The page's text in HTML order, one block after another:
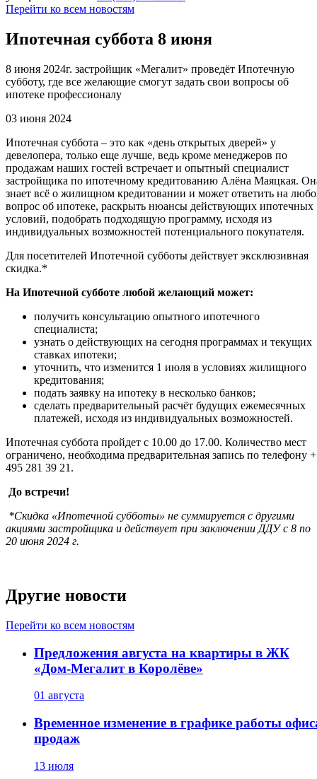
Перейти ко всем новостям
Ипотечная суббота 8 июня
8 июня 2024г. застройщик «Мегалит» проведёт Ипотечную
субботу, где все желающие смогут задать свои вопросы об
ипотеке профессионалу
03 июня 2024
Ипотечная суббота – это как «день открытых дверей» у
девелопера, только еще лучше, ведь кроме менеджеров по
продажам наших гостей встречает и опытный специалист
застройщика по ипотечному кредитованию Алёна Маяцкая.
знает всё о жилищном кредитовании и может ответить на
вопрос об ипотеке, раскрыть нюансы действующих ипотечных
условий, подобрать подходящую программу, исходя из
индивидуальных возможностей потенциального покупателя.
Для посетителей Ипотечной субботы действует эксклюзивная
скидка.*
На Ипотечной субботе любой желающий может:
получить консультацию опытного ипотечного
специалиста;
узнать о действующих на сегодня программах и текущих
ставках ипотеки;
уточнить, что изменится 1 июля в условиях жилищного
кредитования;
подать заявку на ипотеку в несколько банков;
сделать предварительный расчёт будущих ежемесячных
платежей, исходя из индивидуальных возможностей.
Ипотечная суббота пройдет с 10.00 до 17.00. Количество мест
ограничено, необходима предварительная запись по телефону
495 281 39 21.
До встречи!
*Скидка «Ипотечной субботы» не суммируется с другими
акциями застройщика и действует при заключении ДДУ с 8 по
20 июня 2024 г.
Другие новости
Перейти ко всем новостям
Предложения августа на квартиры в ЖК
«Дом-Мегалит в Королёве»
01 августа
Временное изменение в графике работы
продаж
13 июля